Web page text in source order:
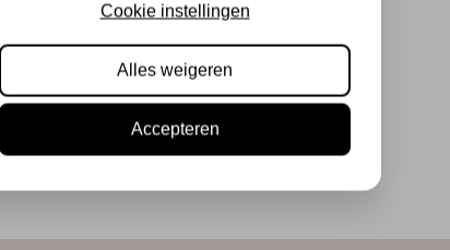
Cookie instellingen
Alles weigeren
Accepteren